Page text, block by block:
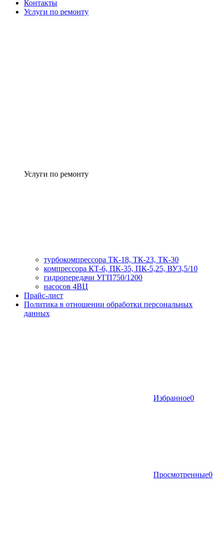
Контакты
Услуги по ремонту
Услуги по ремонту
турбокомпрессора ТК-18, ТК-23, ТК-30
компрессора КТ-6, ПК-35, ПК-5,25, ВУ3,5/10
гидропередачи УГП750/1200
насосов 4ВЦ
Прайс-лист
Политика в отношении обработки персональных
данных
Избранное0
Просмотренные0